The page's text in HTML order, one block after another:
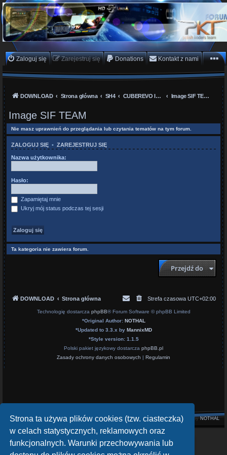
Strona ta używa plików cookies (tzw. ciasteczka)
w celach statystycznych, reklamowych oraz
funkcjonalnych. Warunki przechowywania lub
PKTeam - Polish Koders
Team
Hyperion, Enigma, E2, PKT, listy kanałów, oscam
Zaloguj się Zarejestruj się Donations Kontakt z nami
DOWNLOAD Strona główna SH4 CUBEREVO IPBOX Image SIF TEAM
Image SIF TEAM
Nie masz uprawnień do przeglądania lub czytania tematów na tym forum.
ZALOGUJ SIĘ • ZAREJESTRUJ SIĘ
Nazwa użytkownika:
Hasło:
Zapamiętaj mnie
Ukryj mój status podczas tej sesji
Ta kategoria nie zawiera forum.
Przejdź do
DOWNLOAD Strona główna Strefa czasowa UTC+02:00
Technologię dostarcza phpBB® Forum Software © phpBB Limited
*Original Author: NOTHAL
*Updated to 3.3.x by MannixMD
*Style version: 1.1.5
Polski pakiet językowy dostarcza phpBB.pl
Zasady ochrony danych osobowych | Regulamin
Style byNOTHAL
openATV Forum
https://www.opena.tv/